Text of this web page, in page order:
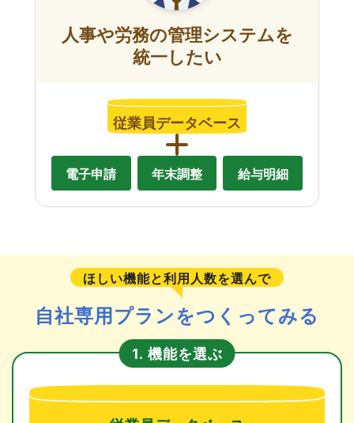
人事や労務の管理システムを
統一したい
従業員データベース
電子申請 年末調整 給与明細
ほしい機能と利用人数を選んで
自社専用プランをつくってみる
1. 機能を選ぶ